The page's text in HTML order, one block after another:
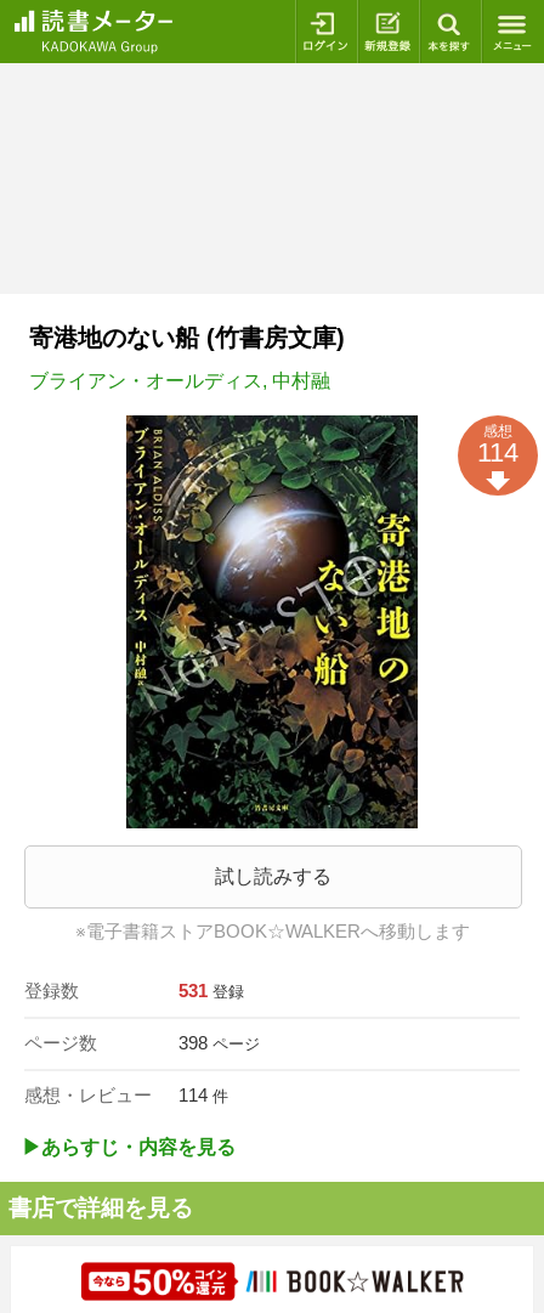
ログイン 新規登録
寄港地のない船 (竹書房文庫)
ブライアン・オールディス, 中村融
試し読みする
※電子書籍ストアBOOK☆WALKERへ移動します
登録数 531 登録
ページ数 398 ページ
感想・レビュー 114 件
感想
114
▶︎あらすじ・内容を見る
書店で詳細を見る